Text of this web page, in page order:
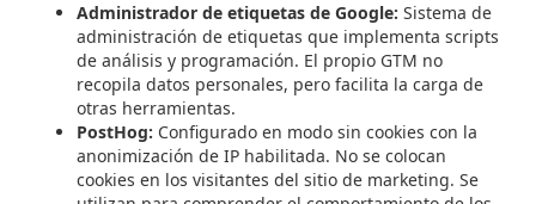
Administrador de etiquetas de Google: Sistema de
administración de etiquetas que implementa scripts
de análisis y programación. El propio GTM no
recopila datos personales, pero facilita la carga de
otras herramientas.
PostHog: Configurado en modo sin cookies con la
anonimización de IP habilitada. No se colocan
cookies en los visitantes del sitio de marketing. Se